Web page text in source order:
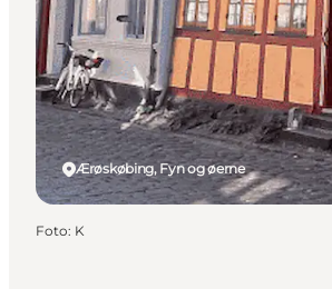
Ærøskøbing, Fyn og øerne
Foto: K